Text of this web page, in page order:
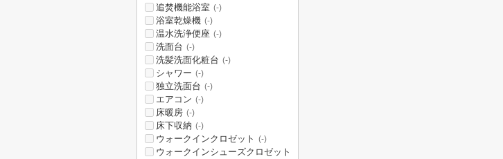
追焚機能浴室 (-)
浴室乾燥機 (-)
温水洗浄便座 (-)
洗面台 (-)
洗髪洗面化粧台 (-)
シャワー (-)
独立洗面台 (-)
エアコン (-)
床暖房 (-)
床下収納 (-)
ウォークインクロゼット (-)
ウォークインシューズクロゼット